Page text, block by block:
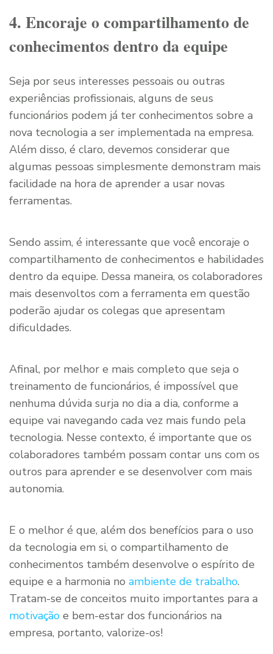
4. Encoraje o compartilhamento de
conhecimentos dentro da equipe
Seja por seus interesses pessoais ou outras
experiências profissionais, alguns de seus
funcionários podem já ter conhecimentos sobre a
nova tecnologia a ser implementada na empresa.
Além disso, é claro, devemos considerar que
algumas pessoas simplesmente demonstram mais
facilidade na hora de aprender a usar novas
ferramentas.
Sendo assim, é interessante que você encoraje o
compartilhamento de conhecimentos e habilidades
dentro da equipe. Dessa maneira, os colaboradores
mais desenvoltos com a ferramenta em questão
poderão ajudar os colegas que apresentam
dificuldades.
Afinal, por melhor e mais completo que seja o
treinamento de funcionários, é impossível que
nenhuma dúvida surja no dia a dia, conforme a
equipe vai navegando cada vez mais fundo pela
tecnologia. Nesse contexto, é importante que os
colaboradores também possam contar uns com os
outros para aprender e se desenvolver com mais
autonomia.
E o melhor é que, além dos benefícios para o uso
da tecnologia em si, o compartilhamento de
conhecimentos também desenvolve o espírito de
equipe e a harmonia no ambiente de trabalho.
Tratam-se de conceitos muito importantes para a
motivação e bem-estar dos funcionários na
empresa, portanto, valorize-os!